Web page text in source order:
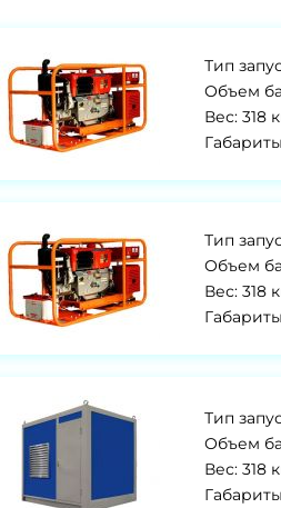
Тип
Объем
Вес: 318
Тип
Объем
Вес: 318
Тип
Объем
Вес: 318